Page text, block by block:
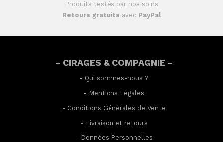
Produits testés par nos soins
Retours gratuits avec PayPal
- CIRAGES & COMPAGNIE -
- Qui sommes-nous ?
- Mentions Légales
- Conditions Générales de Vente
- Livraison et retours
- Données Personnelles